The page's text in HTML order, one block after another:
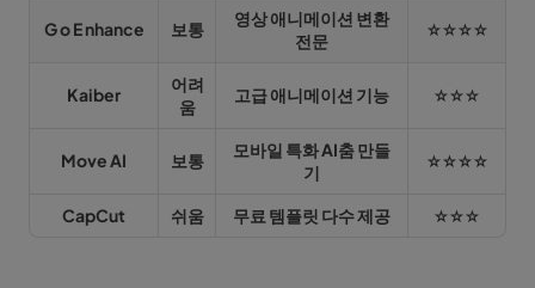
GoEnhance 보통
영상 애니메이션 변환
전문
☆☆☆☆
Kaiber
어려
움
고급 애니메이션 기능 ☆☆☆
Move AI 보통 모바일 특화AI춤 만들
기
☆☆☆☆
CapCut 쉬움 무료 템플릿 다수 제공 ☆☆☆